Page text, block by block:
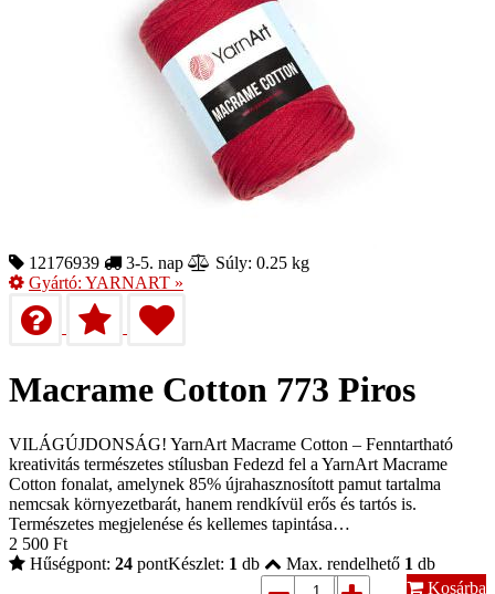
12176939 3-5. nap
Súly: 0.25 kg
Gyártó: YARNART »
Macrame Cotton 773 Piros
VILÁGÚJDONSÁG! YarnArt Macrame Cotton – Fenntartható
kreativitás természetes stílusban Fedezd fel a YarnArt Macrame
Cotton fonalat, amelynek 85% újrahasznosított pamut tartalma
nemcsak környezetbarát, hanem rendkívül erős és tartós is.
Természetes megjelenése és kellemes tapintása…
2 500 Ft
Hűségpont: 24 pontKészlet: 1 db Max. rendelhető 1 db
Kosárba